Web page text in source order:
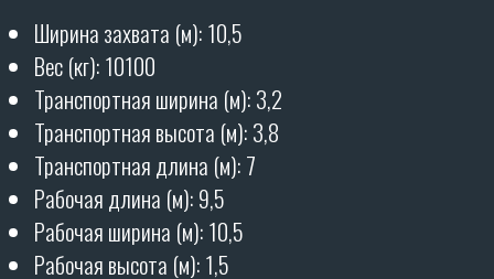
Необходимая мощность трактора (л.с.): от 400
Гарантия - 12 месяцев